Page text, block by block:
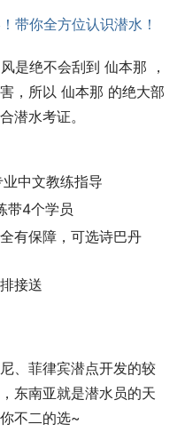
是绝不会刮到 仙本那 ，
，所以 仙本那 的绝大部
潜水考证。
中文教练指导
带4个学员
有保障，可选诗巴丹
接送
、菲律宾潜点开发的较
东南亚就是潜水员的天
不二的选~